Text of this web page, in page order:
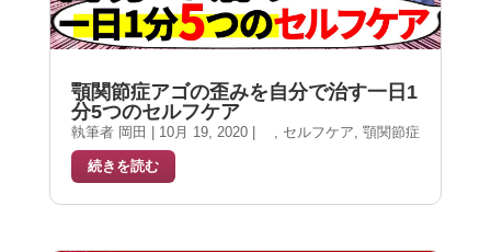
顎関節症アゴの歪みを自分で治す一日1
分5つのセルフケア
執筆者 岡田 10月 19, 2020| , セルフケア, 顎関節症
続きを読む